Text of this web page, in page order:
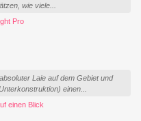
wie viele...
Pro
Laie auf dem Gebiet und
einen...
einen Blick